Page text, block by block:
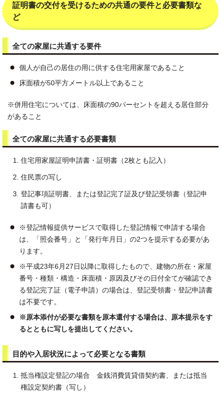
証明書の交付を受けるための共通の要件と必要書類な
ど
全ての家屋に共通する要件
個人が自己の居住の用に供する住宅用家屋であること
床面積が50平方メートル以上であること
※併用住宅については、床面積の90パーセントを超える居住部分
があること
全ての家屋に共通する必要書類
住宅用家屋証明申請書・証明書（2枚とも記入）
住民票の写し
登記事項証明書、または登記完了証及び登記受領書（登記申
請書も可）
※登記情報提供サービスで取得した登記情報で申請する場合
は、「照会番号」と「発行年月日」の2つを提示する必要があ
ります。
※平成23年6月27日以降に取得したもので、建物の所在・家屋
番号・種類・構造・床面積・原因及びその日付全てが確認でき
る登記完了証（電子申請）の場合は、登記受領書・登記申請書
は不要です。
※原本添付が必要な書類を原本還付する場合は、原本提示をす
るとともに写しを提出してください。
目的や入居状況によって必要となる書類
抵当権設定登記の場合 金銭消費賃貸借契約書、または抵当
権設定契約書（写し）